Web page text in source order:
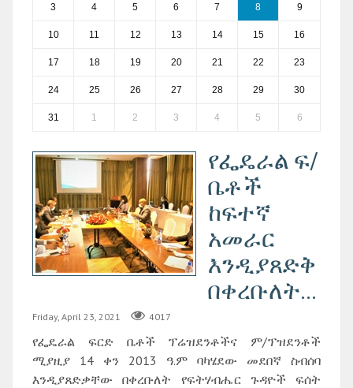
3 4 5 6 7 8 9
10 11 12 13 14 15 16
17 18 19 20 21 22 23
24 25 26 27 28 29 30
31 1 2 3 4 5 6
የፌዴራል ፍ/
ቤቶች
ከፍተኛ
አመራር
እንዲያጸድቅ
በቀረቡለት...
Friday, April 23, 2021 4017
የፌዴራል ፍርድ ቤቶች ፕሬዝደንቶችና ም/ፕዝደንቶች
ሚያዚያ 14 ቀን 2013 ዓ.ም ባካሄደው መደበኛ ስብሰባ
እንዲያጸድቃቸው በቀረቡለት የፍትሃብሔር ጉዳዮች ፍሰት